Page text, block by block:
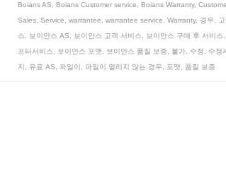
Boians AS
Boians Customer service Boians Warranty,
Sales, Service warrantee warrantee service Warranty, 경우
스
보이안스 AS 보이안스 고객 서비스 보이안스 구매 후 서비스
프터서비스
보이안스 포맷 보이안스 품질 보증 불가, 수정 수정
지
유료 AS 파일이 파일이 열리지 않는 경우 포맷 품질 보증